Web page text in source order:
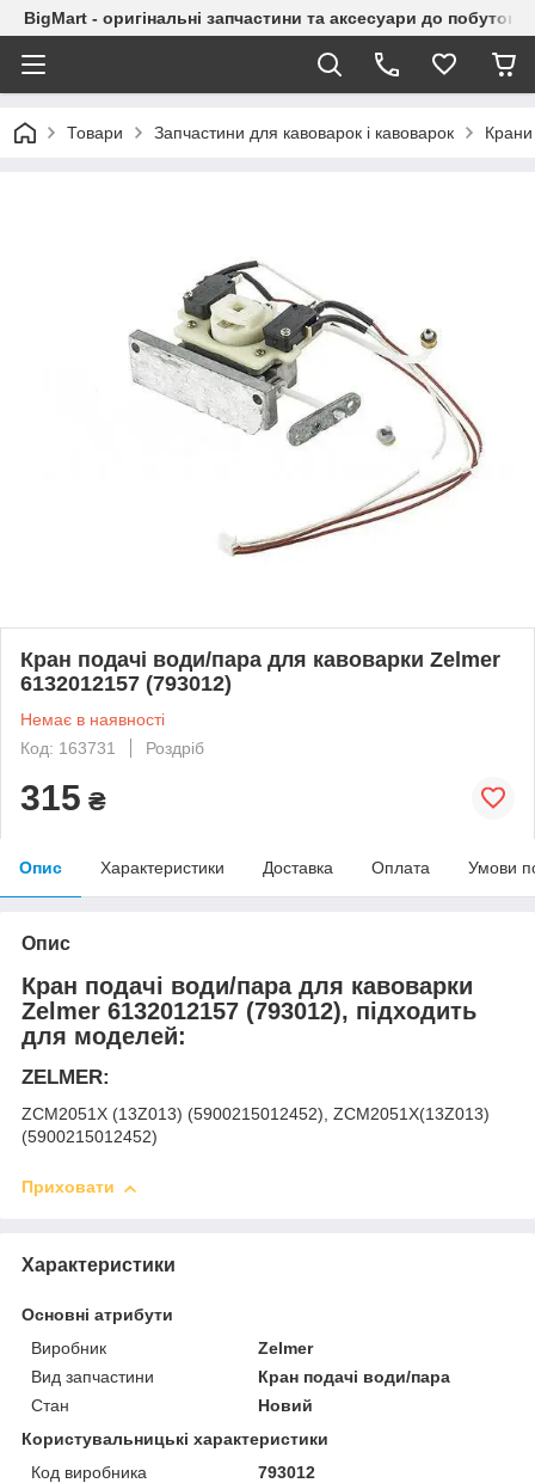
BigMart - оригінальні запчастини та аксесуари до побутової
Товари Запчастини для кавоварок і кавоварок Крани
Кран подачі води/пара для кавоварки Zelmer
6132012157 (793012)
Немає в наявності
Код: 163731
Роздріб
315 ₴
Опис Характеристики Доставка Оплата Умови
Опис
Кран подачі води/пара для кавоварки
Zelmer 6132012157 (793012), підходить
для моделей:
ZELMER:
ZCM2051X (13Z013) (5900215012452), ZCM2051X(13Z013)
(5900215012452)
Приховати
Характеристики
Основні атрибути
Виробник
Zelmer
Вид запчастини
Кран подачі води/пара
Стан
Новий
Користувальницькі характеристики
Код виробника
793012